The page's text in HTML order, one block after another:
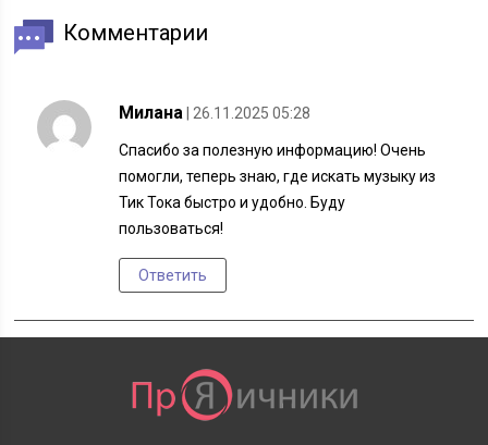
Комментарии
Милана | 26.11.2025 05:28
Спасибо за полезную информацию! Очень
помогли, теперь знаю, где искать музыку из
Тик Тока быстро и удобно. Буду
пользоваться!
Ответить